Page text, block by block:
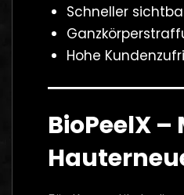
Schneller
Hohe
BioPeelX